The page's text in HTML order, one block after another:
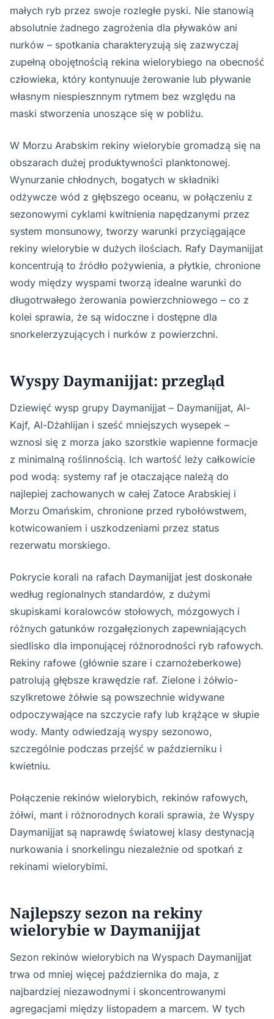
małych ryb przez swoje rozległe pyski. Nie stanowią
absolutnie żadnego zagrożenia dla pływaków ani
nurków – spotkania charakteryzują się zazwyczaj
zupełną obojętnością rekina wielorybiego na obecność
człowieka, który kontynuuje żerowanie lub pływanie
własnym niespiesznnym rytmem bez względu na
maski stworzenia unoszące się w pobliżu.
W Morzu Arabskim rekiny wielorybie gromadzą się na
obszarach dużej produktywności planktonowej.
Wynurzanie chłodnych, bogatych w składniki
odżywcze wód z głębszego oceanu, w połączeniu z
sezonowymi cyklami kwitnienia napędzanymi przez
system monsunowy, tworzy warunki przyciągające
rekiny wielorybie w dużych ilościach. Rafy Daymanijjat
koncentrują to źródło pożywienia, a płytkie, chronione
wody między wyspami tworzą idealne warunki do
długotrwałego żerowania powierzchniowego – co z
kolei sprawia, że są widoczne i dostępne dla
snorkelerzyzujących i nurków z powierzchni.
Wyspy Daymanijjat: przegląd
Dziewięć wysp grupy Daymanijjat – Daymanijjat, Al-
Kajf, Al-Dżahlijan i sześć mniejszych wysepek –
wznosi się z morza jako szorstkie wapienne formacje
z minimalną roślinnością. Ich wartość leży całkowicie
pod wodą: systemy raf je otaczające należą do
najlepiej zachowanych w całej Zatoce Arabskiej i
Morzu Omańskim, chronione przed rybołówstwem,
kotwicowaniem i uszkodzeniami przez status
rezerwatu morskiego.
Pokrycie korali na rafach Daymanijjat jest doskonałe
według regionalnych standardów, z dużymi
skupiskami koralowców stołowych, mózgowych i
różnych gatunków rozgałęzionych zapewniających
siedlisko dla imponującej różnorodności ryb rafowych.
Rekiny rafowe (głównie szare i czarno­żeberkowe)
patrolują głębsze krawędzie raf. Zielone i żółwio-
szylkretowe żółwie są powszechnie widywane
odpoczywające na szczycie rafy lub krążące w słupie
wody. Manty odwiedzają wyspy sezonowo,
szczególnie podczas przejść w październiku i
kwietniu.
Połączenie rekinów wielorybich, rekinów rafowych,
żółwi, mant i różnorodnych korali sprawia, że Wyspy
Daymanijjat są naprawdę światowej klasy destynacją
nurkowania i snorkelingu niezależnie od spotkań z
rekinami wielorybimi.
Najlepszy sezon na rekiny
wielorybie w Daymanijjat
Sezon rekinów wielorybich na Wyspach Daymanijjat
trwa od mniej więcej października do maja, z
najbardziej niezawodnymi i skoncentrowanymi
agregacjami między listopadem a marcem. W tych